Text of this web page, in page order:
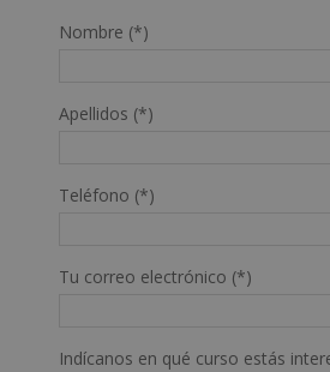
Nombre (*)
Apellidos (*)
Teléfono (*)
Tu correo electrónico (*)
Indícanos en qué curso estás